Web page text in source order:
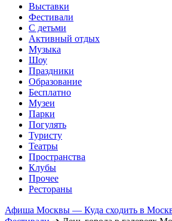
Выставки
Фестивали
С детьми
Активный отдых
Музыка
Шоу
Праздники
Образование
Бесплатно
Музеи
Парки
Погулять
Туристу
Театры
Пространства
Клубы
Прочее
Рестораны
Афиша Москвы — Куда сходить в